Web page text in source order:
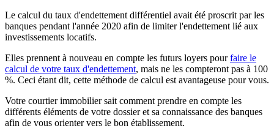
Le calcul du taux d'endettement différentiel avait été proscrit par les
banques pendant l'année 2020 afin de limiter l'endettement lié aux
investissements locatifs.
Elles prennent à nouveau en compte les futurs loyers pourfaire le
calcul de votre taux d'endettement, mais ne les compteront pas à 100
%. Ceci étant dit, cette méthode de calcul est avantageuse pour vous.
Votre courtier immobilier sait comment prendre en compte les
différents éléments de votre dossier et sa connaissance des banques
afin de vous orienter vers le bon établissement.